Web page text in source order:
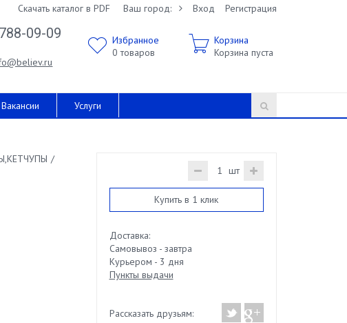
Скачать каталог в PDF Ваш город: Вход Регистрация
788-09-09
Избранное
0 товаров
Корзина
Корзина пуста
Вакансии Услуги
/
шт
Купить в 1 клик
Доставка:
Самовывоз - завтра
Курьером - 3 дня
Пункты выдачи
Рассказать друзьям: